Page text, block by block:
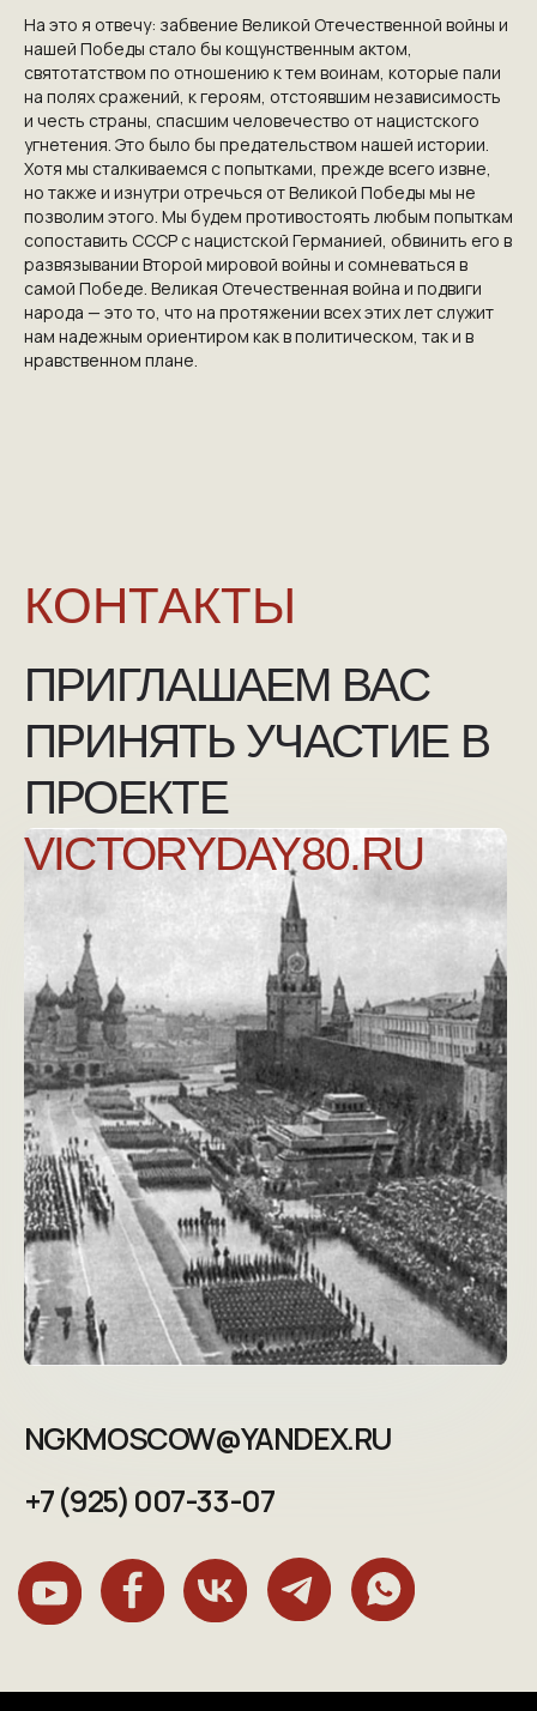
На это я отвечу: забвение Великой Отечественной войны и
нашей Победы стало бы кощунственным актом,
святотатством по отношению к тем воинам, которые пали
на полях сражений, к героям, отстоявшим независимость
и честь страны, спасшим человечество от нацистского
угнетения. Это было бы предательством нашей истории.
Хотя мы сталкиваемся с попытками, прежде всего извне,
но также и изнутри отречься от Великой Победы мы не
позволим этого. Мы будем противостоять любым попыткам
сопоставить СССР с нацистской Германией, обвинить его в
развязывании Второй мировой войны и сомневаться в
самой Победе. Великая Отечественная война и подвиги
народа — это то, что на протяжении всех этих лет служит
нам надежным ориентиром как в политическом, так и в
нравственном плане.
+7 (925) 007-33-07